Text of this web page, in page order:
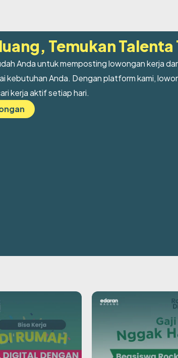
Temukan
Anda untuk memposting lowongan kerja
kebutuhan Anda. Dengan platform kami,
kerja aktif setiap hari.